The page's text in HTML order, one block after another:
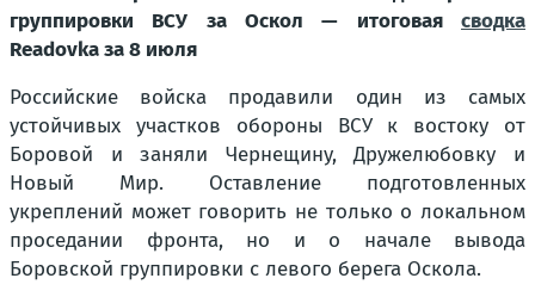
группировки ВСУ за Оскол — итоговая сводка
Readovka за 8 июля
Российские войска продавили один из самых
устойчивых участков обороны ВСУ к востоку от
Боровой и заняли Чернещину, Дружелюбовку и
Новый Мир. Оставление подготовленных
укреплений может говорить не только о локальном
проседании фронта, но и о начале вывода
Боровской группировки с левого берега Оскола.